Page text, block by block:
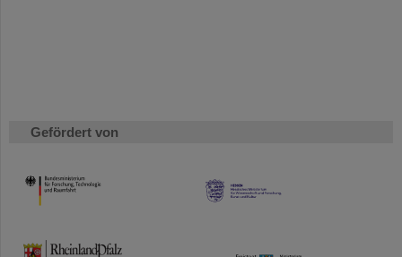
Gefördert von
HMWK
TMWWDG